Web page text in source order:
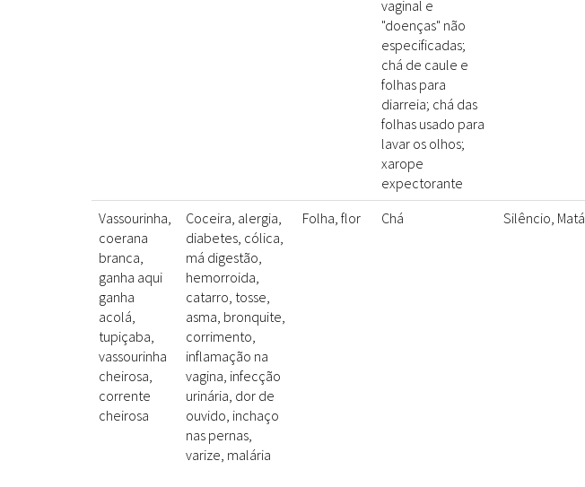
vaginal e
"doenças" não
especificadas;
chá de caule e
folhas para
diarreia; chá das
folhas usado para
lavar os olhos;
xarope
expectorante
Vassourinha,
coerana
branca,
ganha aqui
ganha
acolá,
tupiçaba,
vassourinha
cheirosa,
corrente
cheirosa
Coceira, alergia,
diabetes, cólica,
má digestão,
hemorroida,
catarro, tosse,
asma, bronquite,
corrimento,
inflamação na
vagina, infecção
urinária, dor de
ouvido, inchaço
nas pernas,
varize, malária
Folha, flor Chá Silêncio, Matá